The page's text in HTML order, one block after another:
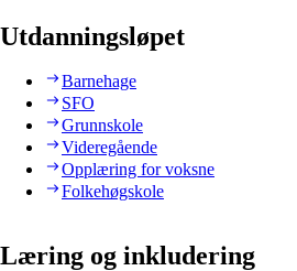
Utdanningsløpet
Barnehage
SFO
Grunnskole
Videregående
Opplæring for voksne
Folkehøgskole
Læring og inkludering